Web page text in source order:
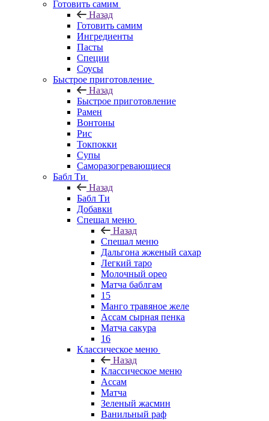
Готовить самим
Назад
Готовить самим
Ингредиенты
Пасты
Специи
Соусы
Быстрое приготовление
Назад
Быстрое приготовление
Рамен
Вонтоны
Рис
Токпокки
Супы
Саморазогревающиеся
Бабл Ти
Назад
Бабл Ти
Добавки
Спешал меню
Назад
Спешал меню
Дальгона жженый сахар
Легкий таро
Молочный орео
Матча баблгам
15
Манго травяное желе
Ассам сырная пенка
Матча сакура
16
Классическое меню
Назад
Классическое меню
Ассам
Матча
Зеленый жасмин
Ванильный раф